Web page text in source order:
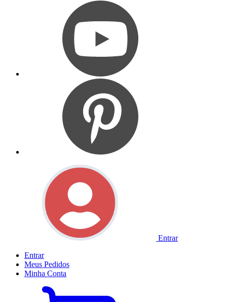
Entrar
Entrar
Meus Pedidos
Minha Conta